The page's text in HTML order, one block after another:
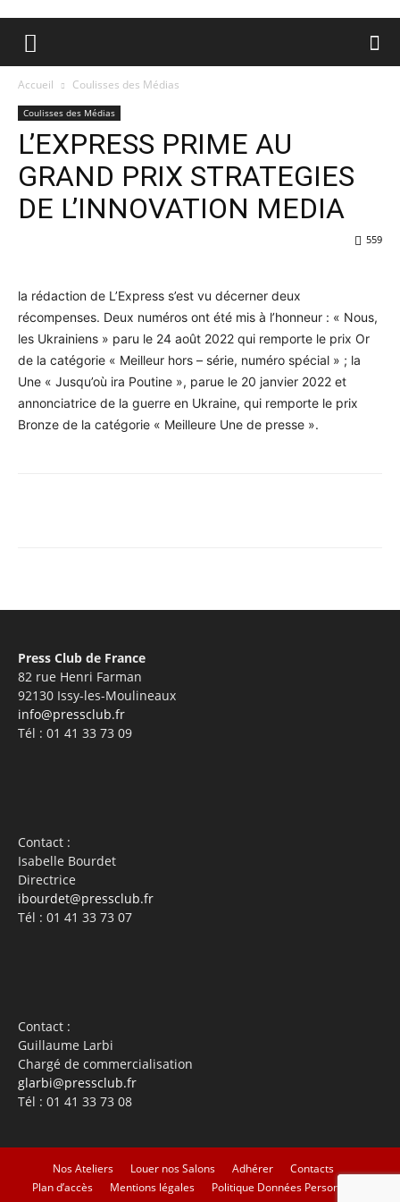
Accueil Coulisses des Médias
Coulisses des Médias
L’EXPRESS PRIME AU
GRAND PRIX STRATEGIES
DE L’INNOVATION MEDIA
559
la rédaction de L’Express s’est vu décerner deux
récompenses. Deux numéros ont été mis à l’honneur : « Nous,
les Ukrainiens » paru le 24 août 2022 qui remporte le prix Or
de la catégorie « Meilleur hors – série, numéro spécial » ; la
Une « Jusqu’où ira Poutine », parue le 20 janvier 2022 et
annonciatrice de la guerre en Ukraine, qui remporte le prix
Bronze de la catégorie « Meilleure Une de presse ».
Press Club de France
82 rue Henri Farman
92130 Issy-les-Moulineaux
info@pressclub.fr
Tél : 01 41 33 73 09
Contact :
Isabelle Bourdet
Directrice
ibourdet@pressclub.fr
Tél : 01 41 33 73 07
Contact :
Guillaume Larbi
Chargé de commercialisation
glarbi@pressclub.fr
Tél : 01 41 33 73 08
Nos Ateliers Louer nos Salons Adhérer
Contacts
Plan d’accès
Mentions légales Politique Données Personnelles